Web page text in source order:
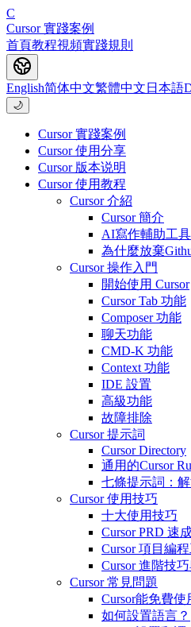
C
Cursor 實踐案例
首頁教程視頻實踐規則
English简体中文繁體中文 日本語
🌙
Cursor 實踐案例
Cursor 使用分享
Cursor 版本说明
Cursor 使用教程
Cursor 介紹
Cursor 簡介
AI寫作輔助工具
為什麼放棄
Cursor 操作入門
開始使用 Cursor
Cursor Tab 功能
Composer 功能
聊天功能
CMD-K 功能
Context 功能
IDE 設置
高級功能
故障排除
Cursor 提示詞
Cursor Directory
通用的Cursor
七條提示詞：
Cursor 使用技巧
十大使用技巧
Cursor PRD 速
Cursor 項目編
Cursor 進階技
Cursor 常見問題
Cursor能免費使
如何設置語言？